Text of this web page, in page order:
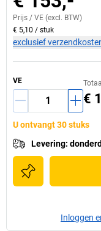
Prijs / VE (excl. BTW)
€ 5,10 / stuk
exclusief
VE
€
U ontvangt 30 stuks
Levering:
Inloggen